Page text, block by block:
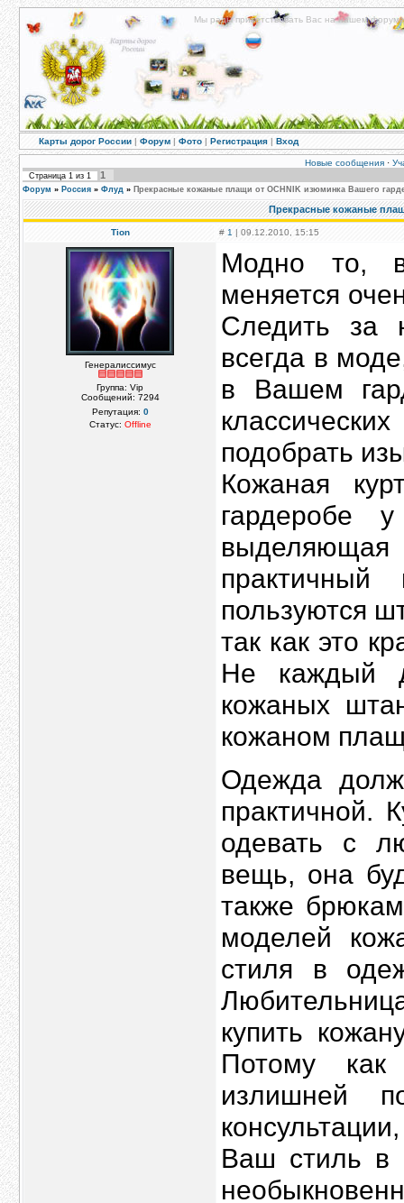
Мы рады приветствовать Вас на нашем
Карты дорог России | Форум | Фото | Регистрация | Вход
Новые сообщения·
Страница 1 из 1 1
Форум » Россия » Флуд » Прекрасные кожаные плащи от OCHNIK изюминка Вашего
Прекрасные кожаные
Tion # 1 | 09.12.2010, 15:15
Генералиссимус
Группа: Vip
Сообщений: 7294
Репутация: 0
Статус: Offline
Модно то,
меняется
Следить за
всегда в
в Вашем
подобрать
Кожаная
гардеробе
пользуются
так как это
Не каждый
кожаных
кожаном
Одежда
практичной.
одевать с
вещь, она
также
моделей
стиля в
купить
Потому как
излишней
Ваш стиль в